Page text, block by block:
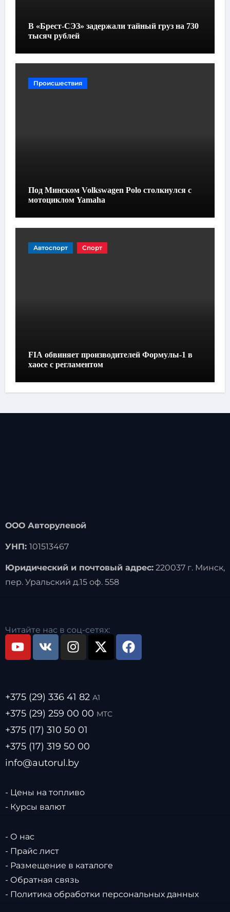
В «Брест-СЭЗ» задержали тайный груз на 730
тысяч рублей
Происшествия
Под Минском Volkswagen Polo столкнулся с
мотоциклом Yamaha
Автоспорт Спорт
FIA обвиняет производителей Формулы-1 в
хаосе с регламентом
ООО Авторулевой
УНП: 101513467
Юридический и почтовый адрес:220037 г. Минск,
пер. Уральский д.15 оф. 558
Читайте нас в соц-сетях:
+375 (29) 336 41 82 А1
+375 (29) 259 00 00 МТС
+375 (17) 310 50 01
+375 (17) 319 50 00
info@autorul.by
- Цены на топливо
- Курсы валют
- О нас
- Прайс лист
- Размещение в каталоге
- Обратная связь
- Политика обработки персональных данных